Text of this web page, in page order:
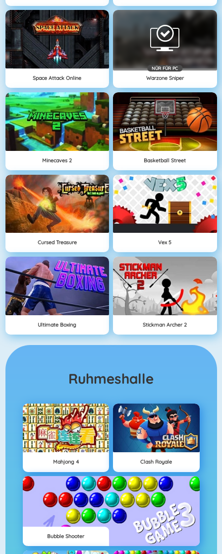
Space Attack Online
NÜR FÜR PC
Warzone Sniper
Minecaves 2 Basketball Street
Cursed Treasure Vex 5
Ultimate Boxing Stickman Archer 2
Ruhmeshalle
Mahjong 4 Clash Royale
Bubble Shooter